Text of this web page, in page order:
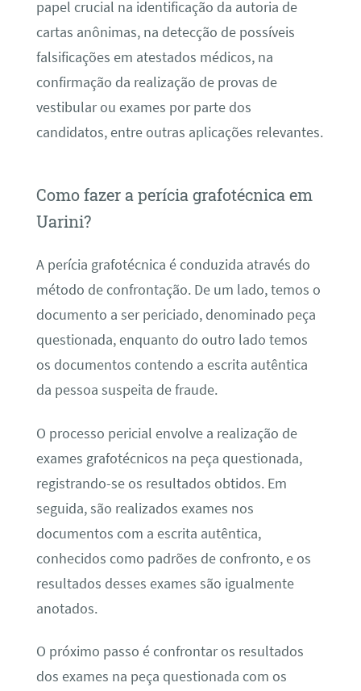
papel crucial na identificação da autoria de
cartas anônimas, na detecção de possíveis
falsificações em atestados médicos, na
confirmação da realização de provas de
vestibular ou exames por parte dos
candidatos, entre outras aplicações relevantes.
Como fazer a perícia grafotécnica em
Uarini?
A perícia grafotécnica é conduzida através do
método de confrontação. De um lado, temos o
documento a ser periciado, denominado peça
questionada, enquanto do outro lado temos
os documentos contendo a escrita autêntica
da pessoa suspeita de fraude.
O processo pericial envolve a realização de
exames grafotécnicos na peça questionada,
registrando-se os resultados obtidos. Em
seguida, são realizados exames nos
documentos com a escrita autêntica,
conhecidos como padrões de confronto, e os
resultados desses exames são igualmente
anotados.
O próximo passo é confrontar os resultados
dos exames na peça questionada com os